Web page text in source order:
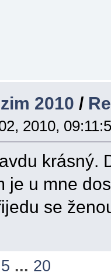
2010 /
2010,
krásný.
je u mne
se
5 ... 20